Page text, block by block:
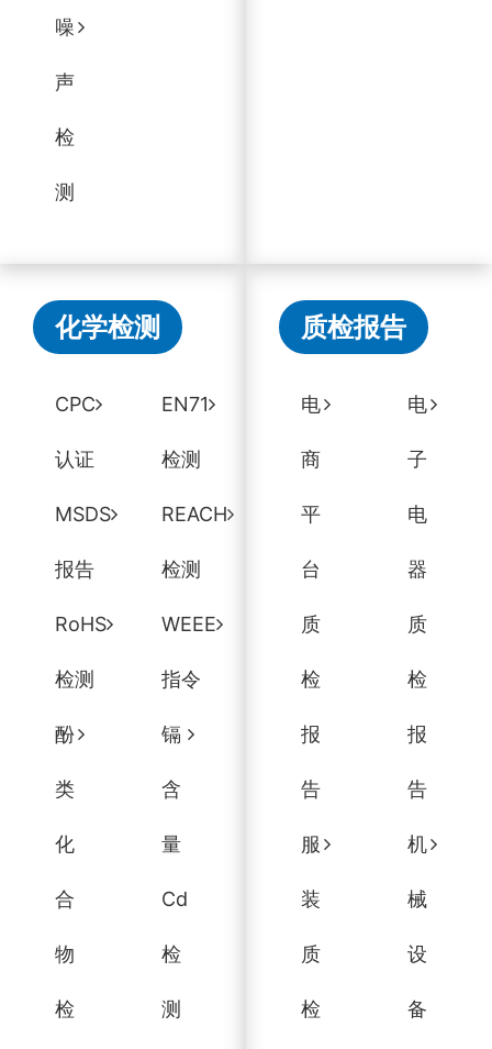
噪
声
检
测
化学检测
CPC
认证
EN71
检测
MSDS
报告
REACH
检测
RoHS
检测
WEEE
指令
酚
类
化
合
物
检
镉
含
量
Cd
检
测
质检报告
电
商
平
台
质
检
报
告
电
子
电
器
质
检
报
告
服
装
质
检
机
械
设
备